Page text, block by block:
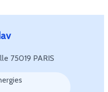
75019 PARIS